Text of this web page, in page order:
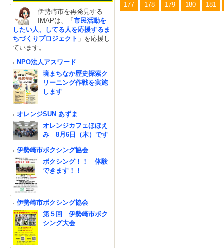
177 178 179 180 181
伊勢崎市を再発見する
IMAPは、「市民活動を
したい人、してる人を応援するま
ちづくりプロジェクト 」を応援し
ています。
NPO法人アスワード
境まちなか歴史探索ク
リーニング作戦を実施
します
オレンジSUN あずま
オレンジカフェほほえ
み 8月6日（木）です
伊勢崎市ボクシング協会
ボクシング！！ 体験
できます！！
伊勢崎市ボクシング協会
第５回 伊勢崎市ボク
シング大会